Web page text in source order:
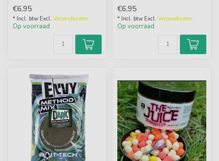
feedervissen ...
€6,95
* Incl. btw Excl. Verzendkosten
Op voorraad
€6,95
* Incl. btw Excl. Verzendkosten
Op voorraad